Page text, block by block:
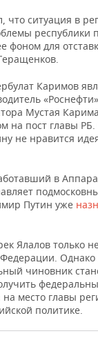
что ситуация в
республики
фоном для
Каримов
Мустая
на пост главы
не нравится
в
Путин уже
Ялалов только
Однако
чиновник
место главы
политике.